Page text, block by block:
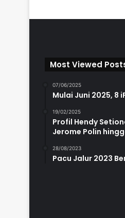
Most Viewed
07/06/2025
Mulai Juni 2025, 8
19/02/2025
Profil Hendy
Jerome Polin
28/08/2023
Pacu Jalur 2023